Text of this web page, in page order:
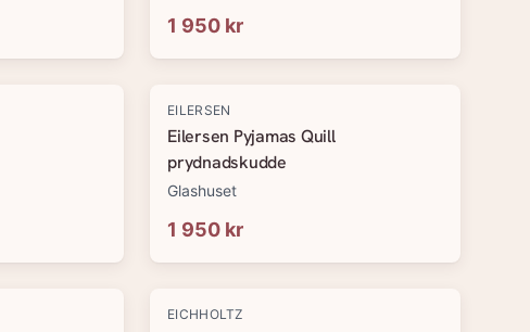
1 950 kr
EILERSEN
Eilersen Pyjamas Quill
prydnadskudde
Glashuset
1 950 kr
-20%
EICHHOLTZ